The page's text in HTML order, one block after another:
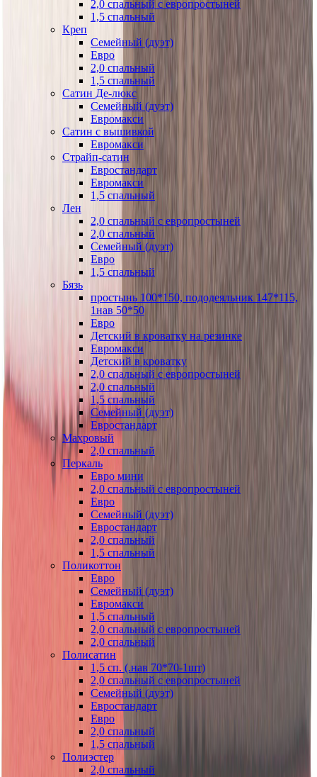
2,0 спальный с европростыней
1,5 спальный
Креп
Семейный (дуэт)
Евро
2,0 спальный
1,5 спальный
Сатин Де-люкс
Семейный (дуэт)
Евромакси
Сатин с вышивкой
Евромакси
Страйп-сатин
Евростандарт
Евромакси
1,5 спальный
Лен
2,0 спальный с европростыней
2,0 спальный
Семейный (дуэт)
Евро
1,5 спальный
Бязь
простынь 100*150, пододеяльник 147*115,
1нав 50*50
Евро
Детский в кроватку на резинке
Евромакси
Детский в кроватку
2,0 спальный с европростыней
2,0 спальный
1,5 спальный
Семейный (дуэт)
Евростандарт
Махровый
2,0 спальный
Перкаль
Евро мини
2,0 спальный с европростыней
Евро
Семейный (дуэт)
Евростандарт
2,0 спальный
1,5 спальный
Поликоттон
Евро
Семейный (дуэт)
Евромакси
1,5 спальный
2,0 спальный с европростыней
2,0 спальный
Полисатин
1,5 сп. (.нав 70*70-1шт)
2,0 спальный с европростыней
Семейный (дуэт)
Евростандарт
Евро
2,0 спальный
1,5 спальный
Полиэстер
2,0 спальный